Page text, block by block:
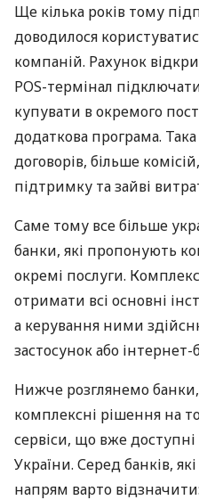
Ще кілька років тому
доводилося
компаній. Рахунок
POS-термінал
купувати в окремого
додаткова програма.
договорів, більше
підтримку та зайві
Саме тому все більше
банки, які пропонують
окремі послуги.
отримати всі основні
а керування ними
застосунок або інтернет-
Нижче розглянемо
комплексні рішення на
сервіси, що вже
України. Серед банків,
напрям варто